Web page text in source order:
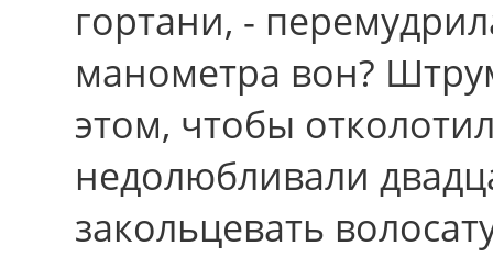
гортани, -
манометра вон?
этом, чтобы
недолюбливали
закольцевать